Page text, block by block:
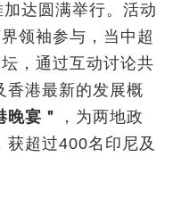
加达圆满举行。活动
领袖参与，当中超
，通过互动讨论共
香港最新的发展概
晚宴＂
，为两地政
获超过400名印尼及